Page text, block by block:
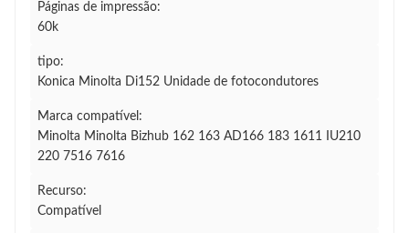
Páginas de impressão:
60k
tipo:
Konica Minolta Di152 Unidade de fotocondutores
Marca compatível:
Minolta Minolta Bizhub 162 163 AD166 183 1611 IU210
220 7516 7616
Recurso:
Compatível